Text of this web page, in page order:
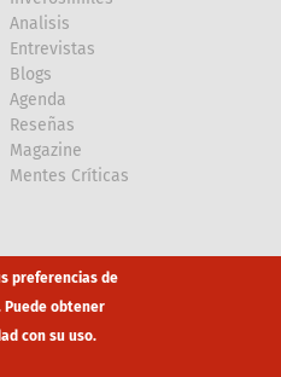
Analisis
Entrevistas
Blogs
Agenda
Reseñas
Magazine
Mentes Críticas
preferencias de
Puede obtener
con su uso.